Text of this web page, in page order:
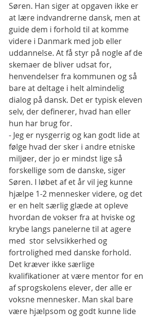
Søren. Han siger at opgaven ikke er
at lære indvandrerne dansk, men at
guide dem i forhold til at komme
videre i Danmark med job eller
uddannelse. At få styr på nogle af de
skemaer de bliver udsat for,
henvendelser fra kommunen og så
bare at deltage i helt almindelig
dialog på dansk. Det er typisk eleven
selv, der definerer, hvad han eller
hun har brug for.
- Jeg er nysgerrig og kan godt lide at
følge hvad der sker i andre etniske
miljøer, der jo er mindst lige så
forskellige som de danske, siger
Søren. I løbet af et år vil jeg kunne
hjælpe 1-2 mennesker videre, og det
er en helt særlig glæde at opleve
hvordan de vokser fra at hviske og
krybe langs panelerne til at agere
med  stor selvsikkerhed og
fortrolighed med danske forhold.
Det kræver ikke særlige
kvalifikationer at være mentor for en
af sprogskolens elever, der alle er
voksne mennesker. Man skal bare
være hjælpsom og godt kunne lide